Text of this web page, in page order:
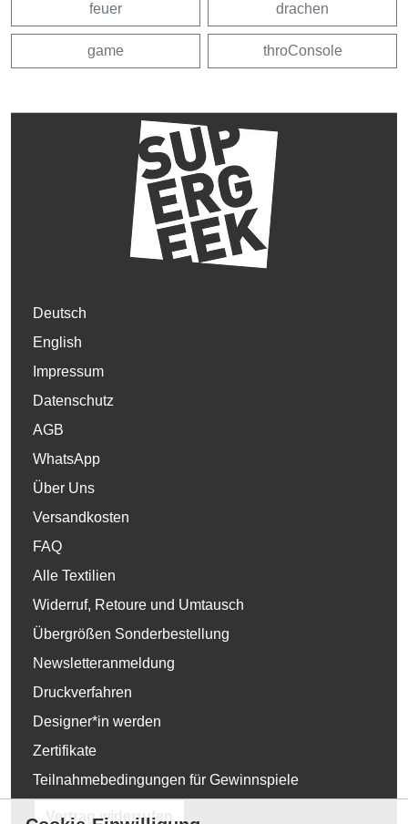
feuer drachen
game throConsole
Deutsch
English
Impressum
Datenschutz
AGB
WhatsApp
Über Uns
Versandkosten
FAQ
Alle Textilien
Widerruf, Retoure und Umtausch
Übergrößen Sonderbestellung
Newsletteranmeldung
Druckverfahren
Designer*in werden
Zertifikate
Teilnahmebedingungen für Gewinnspiele
Vertrag widerrufen